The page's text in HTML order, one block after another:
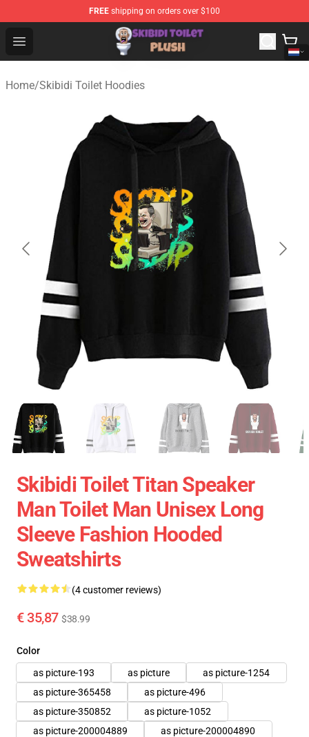
FREE shipping on orders over $100
Open menu
Skibidi Toilet Plush Shop - Official Skibidi Toilet Plush
Home/Skibidi Toilet Hoodies
Skibidi Toilet Titan Speaker
Man Toilet Man Unisex Long
Sleeve Fashion Hooded
Sweatshirts
(4 customer reviews)
€ 35,87 $38.99
Color
as picture-193
as picture
as picture-1254
as picture-365458
as picture-496
as picture-350852
as picture-1052
as picture-200004889
as picture-200004890